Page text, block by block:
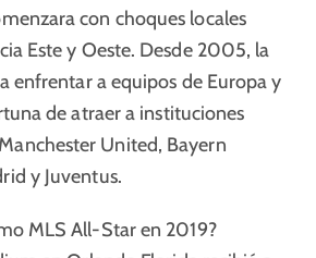
con choques locales
Este y Oeste. Desde 2005, la
enfrentar a equipos de Europa y
de atraer a instituciones
United, Bayern
y Juventus.
MLS All-Star en 2019?